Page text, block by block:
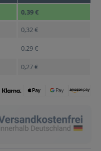
0,39 €
0,32 €
0,29 €
0,27 €